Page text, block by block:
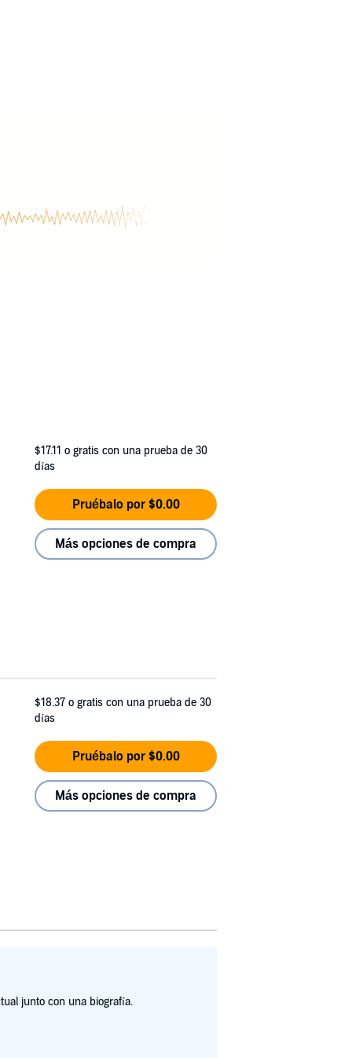
$17.11 o gratis con una prueba de 30
días
Pruébalo por $0.00
Más opciones de compra
$18.37 o gratis con una prueba de 30
días
Pruébalo por $0.00
Más opciones de compra
junto con una biografía.